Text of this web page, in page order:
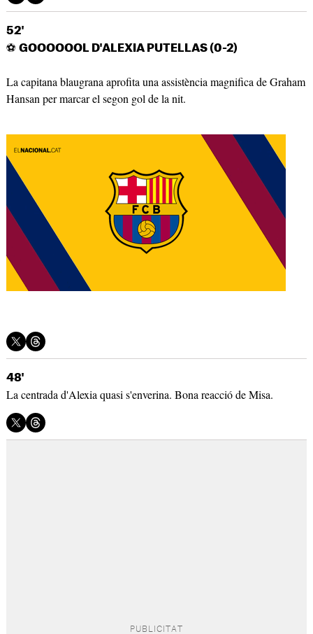
52'
⚽ GOOOOOOL D'ALEXIA PUTELLAS (0-2)
La capitana blaugrana aprofita una assistència magnifica de Graham
Hansan per marcar el segon gol de la nit.
48'
La centrada d'Alexia quasi s'enverina. Bona reacció de Misa.